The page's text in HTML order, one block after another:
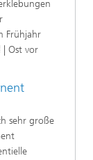
Frühjahr
Ost vor
sehr große